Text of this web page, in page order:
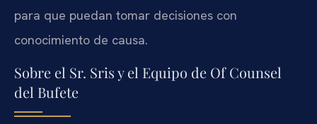
para que puedan tomar decisiones con
conocimiento de causa.
Sobre el Sr. Sris y el Equipo de Of Counsel
del Bufete